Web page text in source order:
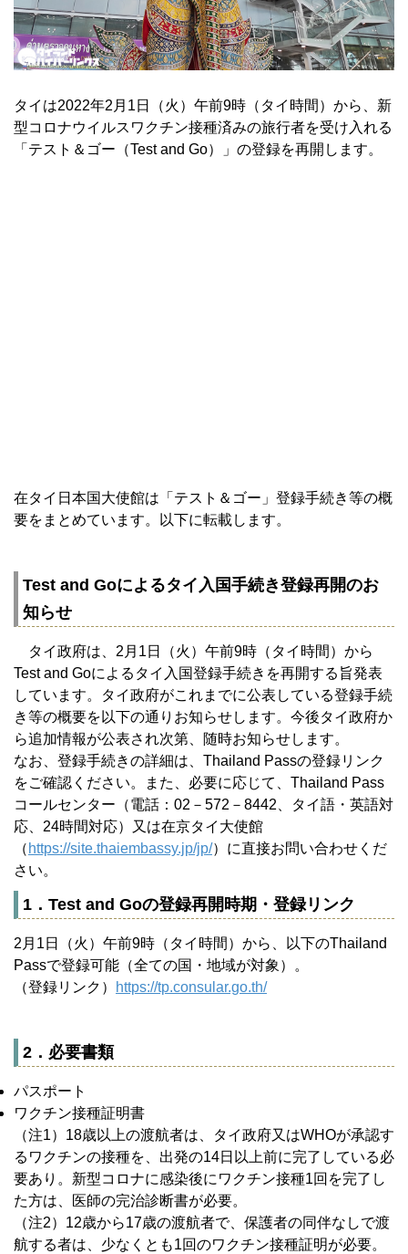
タイは2022年2月1日（火）午前9時（タイ時間）から、新
型コロナウイルスワクチン接種済みの旅行者を受け入れる
「テスト＆ゴー（Test and Go）」の登録を再開します。
在タイ日本国大使館は「テスト＆ゴー」登録手続き等の概
要をまとめています。以下に転載します。
Test and Goによるタイ入国手続き登録再開のお
知らせ
タイ政府は、2月1日（火）午前9時（タイ時間）から
Test and Goによるタイ入国登録手続きを再開する旨発表
しています。タイ政府がこれまでに公表している登録手続
き等の概要を以下の通りお知らせします。今後タイ政府か
ら追加情報が公表され次第、随時お知らせします。
なお、登録手続きの詳細は、Thailand Passの登録リンク
をご確認ください。また、必要に応じて、Thailand Pass
コールセンター（電話：02－572－8442、タイ語・英語対
応、24時間対応）又は在京タイ大使館
（ https://site.thaiembassy.jp/jp/）に直接お問い合わせくだ
さい。
1．Test and Goの登録再開時期・登録リンク
2月1日（火）午前9時（タイ時間）から、以下のThailand
Passで登録可能（全ての国・地域が対象）。
（登録リンク）
https://tp.consular.go.th/
2．必要書類
パスポート
ワクチン接種証明書
（注1）18歳以上の渡航者は、タイ政府又はWHOが承認す
るワクチンの接種を、出発の14日以上前に完了している必
要あり。新型コロナに感染後にワクチン接種1回を完了し
た方は、医師の完治診断書が必要。
（注2）12歳から17歳の渡航者で、保護者の同伴なしで渡
航する者は、少なくとも1回のワクチン接種証明が必要。